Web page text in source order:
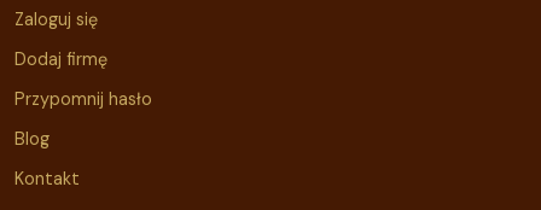
Zaloguj się
Dodaj firmę
Przypomnij hasło
Blog
Kontakt